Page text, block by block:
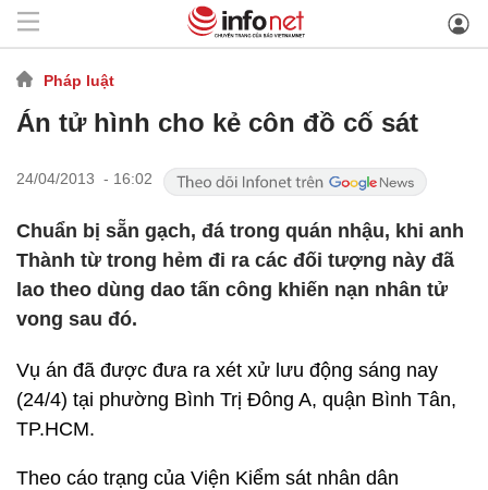
Pháp luật
Án tử hình cho kẻ côn đồ cố sát
24/04/2013 - 16:02
Chuẩn bị sẵn gạch, đá trong quán nhậu, khi anh
Thành từ trong hẻm đi ra các đối tượng này đã
lao theo dùng dao tấn công khiến nạn nhân tử
vong sau đó.
Vụ án đã được đưa ra xét xử lưu động sáng nay
(24/4) tại phường Bình Trị Đông A, quận Bình Tân,
TP.HCM.
Theo cáo trạng của Viện Kiểm sát nhân dân